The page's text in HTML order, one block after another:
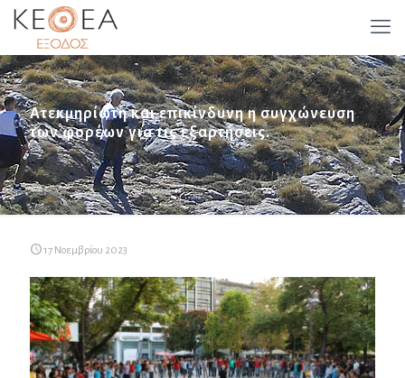
Ατεκμηρίωτη και επικίνδυνη η συγχώνευση
των φορέων για τις εξαρτήσεις.
17 Νοεμβρίου 2023